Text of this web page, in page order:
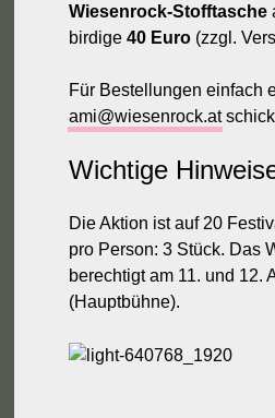
Wiesenrock-Stofftasche
birdige 40 Euro(zzgl.
Für Bestellungen einfach
ami@wiesenrock.at
Wichtige
Die Aktion ist auf 20
pro Person: 3 Stück. Das
berechtigt am 11. und 12.
(Hauptbühne).